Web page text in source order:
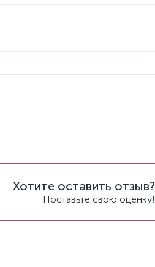
Хотите оставить отзыв?
Поставьте свою оценку!